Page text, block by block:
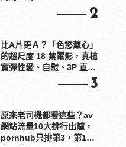
2
比A片更Ａ？「色慾薰心」
的超尺度 18 禁電影，真槍
實彈性愛、自慰、3P 直接
3
原來老司機都看這些？av
網站流量10大排行出爐，
pornhub只排第3，第1名